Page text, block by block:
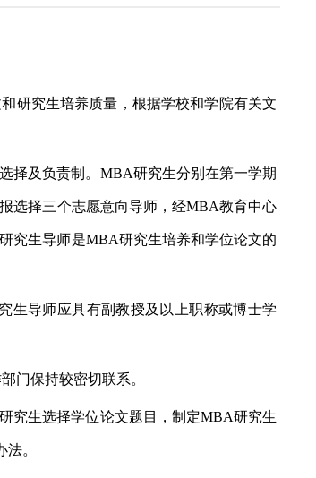
研究生培养质量，根据学校和学院有关文
择及负责制。 MBA研究生分别在第一学期
选择三个志愿意向导师，经MBA教育中心
究生导师是MBA研究生培养和学位论文的
生导师应具有副教授及以上职称或博士学
门保持较密切联系。
究生选择学位论文题目，制定MBA研究生
。